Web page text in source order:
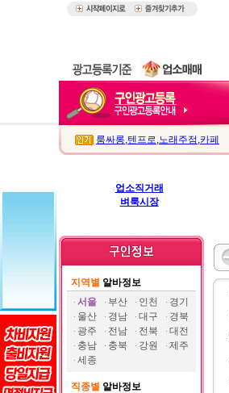
룸싸롱,텐프로,노래주점 ,카페
업소직거래
벼룩시장
지역별 알바정보
서울
부산 인천
경기
울산
경남 대구
경북
광주
전남 전북
대전
충남
충북 강원
제주
세종
직종별 알바정보